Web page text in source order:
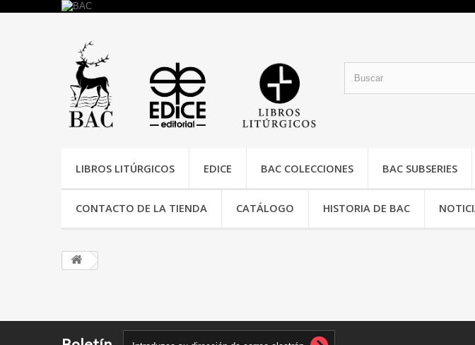
LIBROS LITÚRGICOS EDICE BAC COLECCIONES BAC SUBSERIES
CONTACTO DE LA TIENDA CATÁLOGO HISTORIA DE BAC